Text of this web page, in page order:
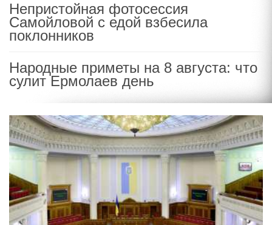
Непристойная фотосессия
Самойловой с едой взбесила
поклонников
Народные приметы на 8 августа: что
сулит Ермолаев день